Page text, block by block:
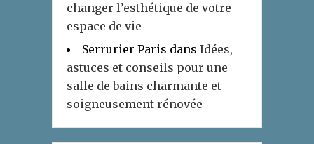
changer l’esthétique de votre
espace de vie
Serrurier Paris dans Idées,
astuces et conseils pour une
salle de bains charmante et
soigneusement rénovée